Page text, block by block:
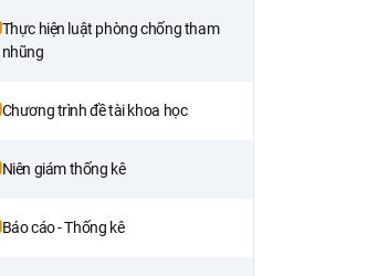
Thực hiện luật phòng chống tham
nhũng
Chương trình đề tài khoa học
Niên giám thống kê
Báo cáo - Thống kê